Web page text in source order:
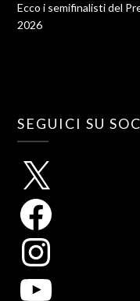
Ecco i semifinalisti del
2026
SEGUICI SU